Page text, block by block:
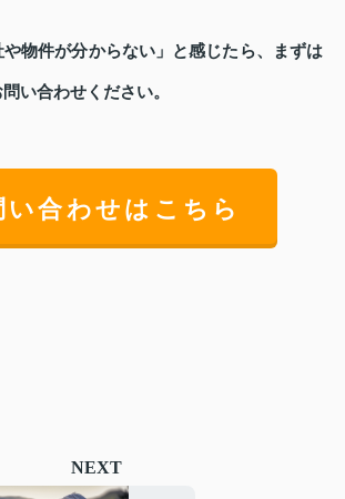
や物件が分からない」と感じたら、まずは
い合わせください。
い合わせはこちら
NEXT